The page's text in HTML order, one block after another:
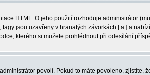
HTML. O jeho použití rozhoduje administrátor
jsou uzavřeny v hranatých závorkách [ a ] a
kterého si můžete prohlédnout při odesílání
povolí. Pokud to máte povoleno, zjistíte,